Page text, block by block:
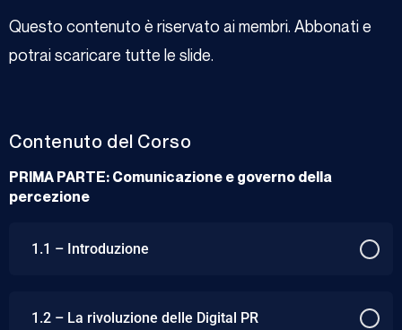
Questo contenuto è riservato ai membri. Abbonati e
potrai scaricare tutte le slide.
Contenuto del Corso
PRIMA PARTE: Comunicazione e governo della
percezione
1.1 – Introduzione
1.2 – La rivoluzione delle Digital PR